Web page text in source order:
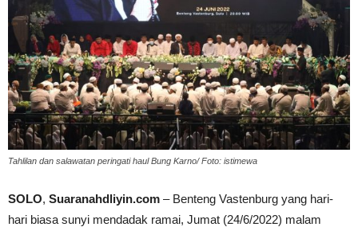
Tahlilan dan salawatan peringati haul Bung Karno/ Foto: istimewa
SOLO, Suaranahdliyin.com – Benteng Vastenburg yang hari-
hari biasa sunyi mendadak ramai, Jumat (24/6/2022) malam